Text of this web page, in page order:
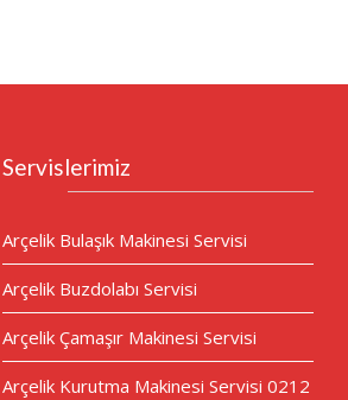
Servislerimiz
Arçelik Bulaşık Makinesi Servisi
Arçelik Buzdolabı Servisi
Arçelik Çamaşır Makinesi Servisi
Arçelik Kurutma Makinesi Servisi 0212